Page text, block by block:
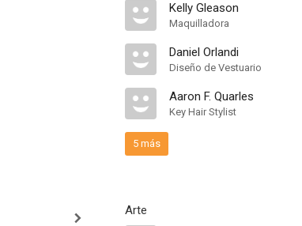
Kelly Gleason
Maquilladora
Daniel Orlandi
Diseño de Vestuario
Aaron F. Quarles
Key Hair Stylist
5 más
Arte